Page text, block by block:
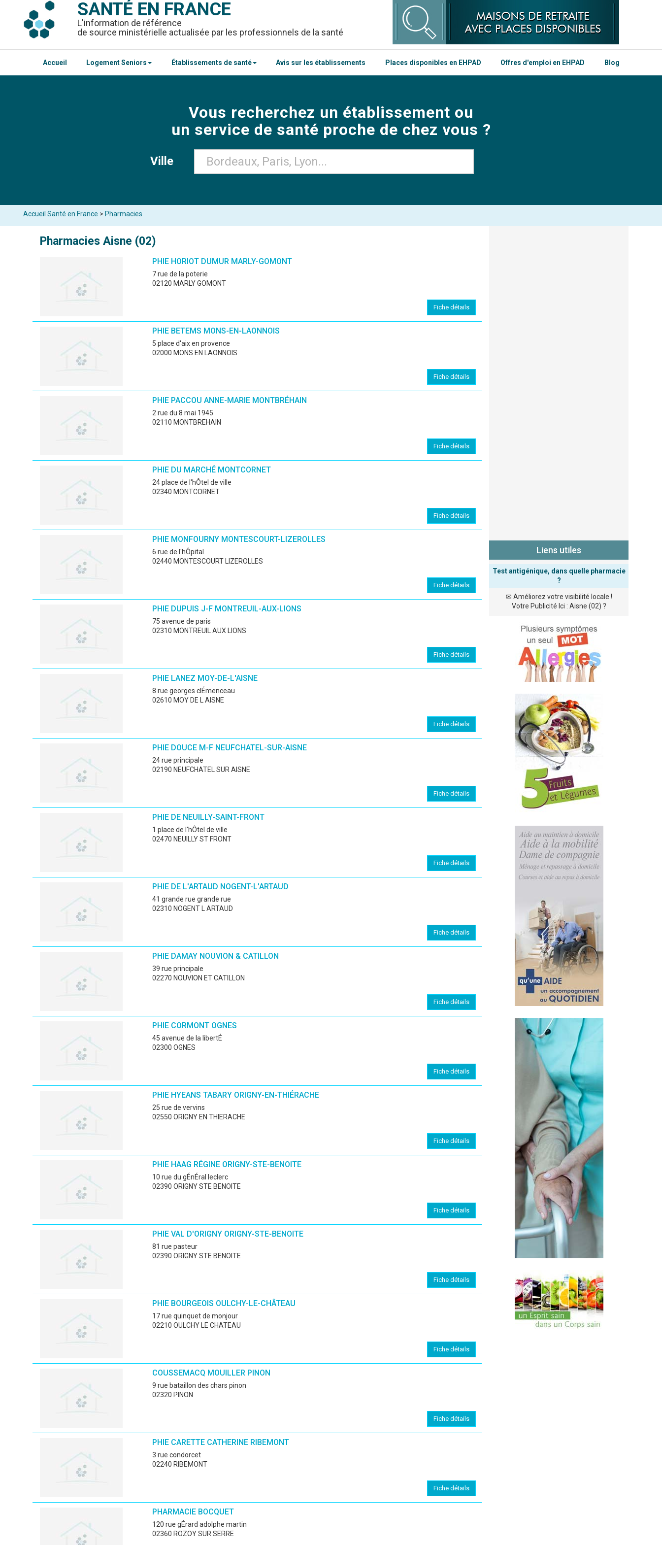
SANTÉ EN FRANCE
L'information de référence
de source ministérielle actualisée par les professionnels de la santé
Accueil Logement Seniors Établissements de santé Avis sur les établissements Places disponibles en EHPAD Offres d'emploi en EHPAD Blog
Vous recherchez un établissement ou
un service de santé proche de chez vous ?
Ville
Accueil Santé en France > Pharmacies
Pharmacies Aisne (02)
PHIE HORIOT DUMUR MARLY-GOMONT
7 rue de la poterie
02120 MARLY GOMONT
Fiche détails
PHIE BETEMS MONS-EN-LAONNOIS
5 place d'aix en provence
02000 MONS EN LAONNOIS
Fiche détails
PHIE PACCOU ANNE-MARIE MONTBRÉHAIN
2 rue du 8 mai 1945
02110 MONTBREHAIN
Fiche détails
PHIE DU MARCHÉ MONTCORNET
24 place de l'hÔtel de ville
02340 MONTCORNET
Fiche détails
PHIE MONFOURNY MONTESCOURT-LIZEROLLES
6 rue de l'hÔpital
02440 MONTESCOURT LIZEROLLES
Fiche détails
PHIE DUPUIS J-F MONTREUIL-AUX-LIONS
75 avenue de paris
02310 MONTREUIL AUX LIONS
Fiche détails
PHIE LANEZ MOY-DE-L'AISNE
8 rue georges clÉmenceau
02610 MOY DE L AISNE
Fiche détails
PHIE DOUCE M-F NEUFCHATEL-SUR-AISNE
24 rue principale
02190 NEUFCHATEL SUR AISNE
Fiche détails
PHIE DE NEUILLY-SAINT-FRONT
1 place de l'hÔtel de ville
02470 NEUILLY ST FRONT
Fiche détails
PHIE DE L'ARTAUD NOGENT-L'ARTAUD
41 grande rue grande rue
02310 NOGENT L ARTAUD
Fiche détails
PHIE DAMAY NOUVION & CATILLON
39 rue principale
02270 NOUVION ET CATILLON
Fiche détails
PHIE CORMONT OGNES
45 avenue de la libertÉ
02300 OGNES
Fiche détails
PHIE HYEANS TABARY ORIGNY-EN-THIÉRACHE
25 rue de vervins
02550 ORIGNY EN THIERACHE
Fiche détails
PHIE HAAG RÉGINE ORIGNY-STE-BENOITE
10 rue du gÉnÉral leclerc
02390 ORIGNY STE BENOITE
Fiche détails
PHIE VAL D'ORIGNY ORIGNY-STE-BENOITE
81 rue pasteur
02390 ORIGNY STE BENOITE
Fiche détails
PHIE BOURGEOIS OULCHY-LE-CHÂTEAU
17 rue quinquet de monjour
02210 OULCHY LE CHATEAU
Fiche détails
COUSSEMACQ MOUILLER PINON
9 rue bataillon des chars pinon
02320 PINON
Fiche détails
PHIE CARETTE CATHERINE RIBEMONT
3 rue condorcet
02240 RIBEMONT
Fiche détails
PHARMACIE BOCQUET
120 rue gÉrard adolphe martin
02360 ROZOY SUR SERRE
Liens utiles
Test antigénique, dans quelle pharmacie
?
✉ Améliorez votre visibilité locale !
Votre Publicité Ici : Aisne (02) ?